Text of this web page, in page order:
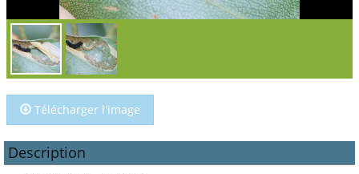
Télécharger l'image
Description